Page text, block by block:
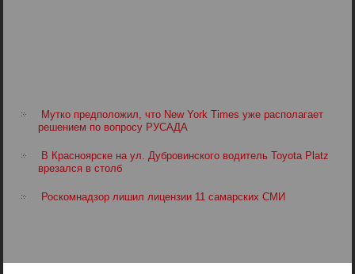
Мутко предположил, что New York Times уже располагает
решением по вопросу РУСАДА
В Красноярске на ул. Дубровинского водитель Toyota Platz
врезался в столб
Роскомнадзор лишил лицензии 11 самарских СМИ